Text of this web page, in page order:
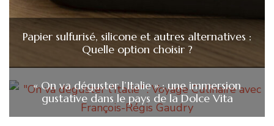
Papier sulfurisé, silicone et autres alternatives :
Quelle option choisir ?
« On va déguster l’Italie » : une immersion
gustative dans le pays de la Dolce Vita